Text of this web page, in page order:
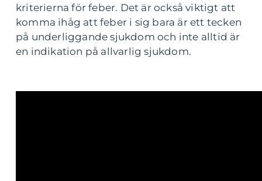
kriterierna för feber. Det är också viktigt att
komma ihåg att feber i sig bara är ett tecken
på underliggande sjukdom och inte alltid är
en indikation på allvarlig sjukdom.